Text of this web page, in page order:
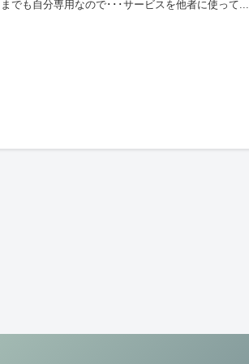
でも自分専用なので･･･サービスを他者に使って...